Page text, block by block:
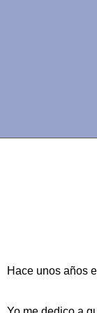
Hace unos años